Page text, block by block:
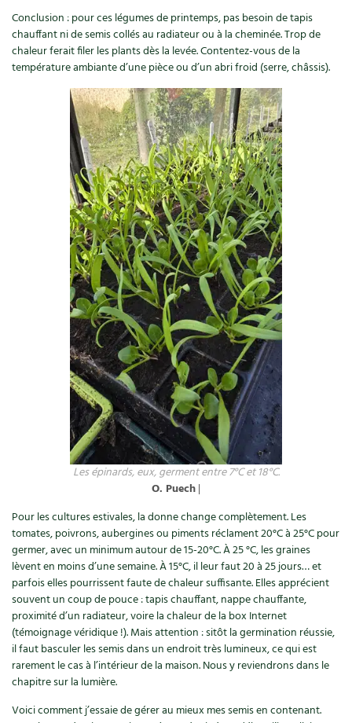
BD : La folle histoire des plantes
Conclusion : pour ces légumes de printemps, pas besoin de tapis
chauffant ni de semis collés au radiateur ou à la cheminée. Trop de
chaleur ferait filer les plants dès la levée. Contentez-vous de la
température ambiante d’une pièce ou d’un abri froid (serre, châssis).
Les épinards, eux, germent entre 7°C et 18°C.
O. Puech|
Pour les cultures estivales, la donne change complètement. Les
tomates, poivrons, aubergines ou piments réclament 20°C à 25°C pour
germer, avec un minimum autour de 15-20°C. À 25 °C, les graines
lèvent en moins d’une semaine. À 15°C, il leur faut 20 à 25 jours… et
parfois elles pourrissent faute de chaleur suffisante. Elles apprécient
souvent un coup de pouce : tapis chauffant, nappe chauffante,
proximité d’un radiateur, voire la chaleur de la box Internet
(témoignage véridique !). Mais attention : sitôt la germination réussie,
il faut basculer les semis dans un endroit très lumineux, ce qui est
rarement le cas à l’intérieur de la maison. Nous y reviendrons dans le
chapitre sur la lumière.
Voici comment j’essaie de gérer au mieux mes semis en contenant.